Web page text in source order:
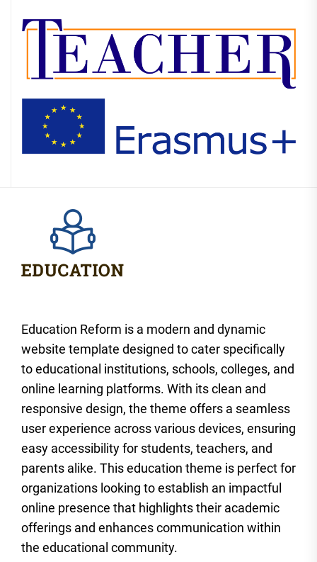
Education Reform is a modern and dynamic
website template designed to cater specifically
to educational institutions, schools, colleges, and
online learning platforms. With its clean and
responsive design, the theme offers a seamless
user experience across various devices, ensuring
easy accessibility for students, teachers, and
parents alike. This education theme is perfect for
organizations looking to establish an impactful
online presence that highlights their academic
offerings and enhances communication within
the educational community.